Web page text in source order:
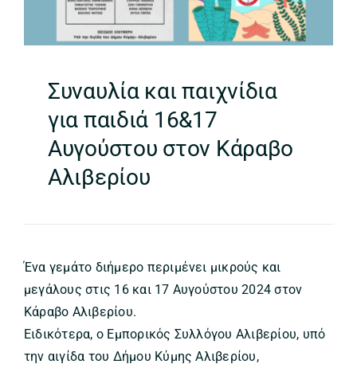
Συναυλία και παιχνίδια
για παιδιά 16&17
Αυγούστου στον Κάραβο
Αλιβερίου
Ένα γεμάτο διήμερο περιμένει μικρούς και
μεγάλους στις 16 και 17 Αυγούστου 2024 στον
Κάραβο Αλιβερίου.
Ειδικότερα, ο Εμπορικός Συλλόγου Αλιβερίου, υπό
την αιγίδα του Δήμου Κύμης Αλιβερίου,